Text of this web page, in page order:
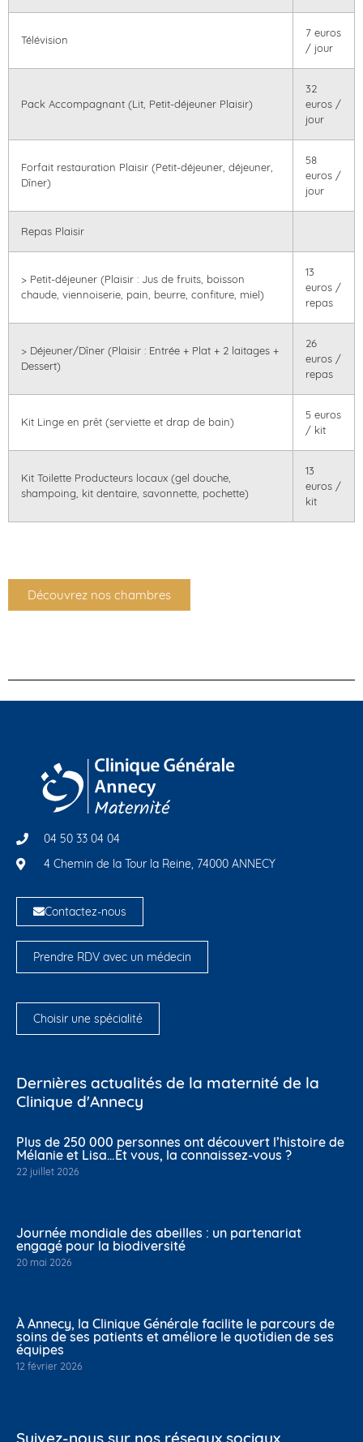
Télévision
7 euros
/ jour
Pack Accompagnant (Lit, Petit-déjeuner Plaisir)
32
euros /
jour
Forfait restauration Plaisir (Petit-déjeuner, déjeuner,
Dîner)
58
euros /
jour
Repas Plaisir
> Petit-déjeuner (Plaisir : Jus de fruits, boisson
chaude, viennoiserie, pain, beurre, confiture, miel)
13
euros /
repas
> Déjeuner/Dîner (Plaisir : Entrée + Plat + 2 laitages +
Dessert)
26
euros /
repas
Kit Linge en prêt (serviette et drap de bain)
5 euros
/ kit
Kit Toilette Producteurs locaux (gel douche,
shampoing, kit dentaire, savonnette, pochette)
13
euros /
kit
Découvrez nos chambres
04 50 33 04 04
4 Chemin de la Tour la Reine, 74000 ANNECY
Contactez-nous
Prendre RDV avec un médecin
Choisir une spécialité
Dernières actualités de la maternité de la
Clinique d'Annecy
Plus de 250 000 personnes ont découvert l’histoire de
Mélanie et Lisa…Et vous, la connaissez-vous ?
22 juillet 2026
Journée mondiale des abeilles : un partenariat
engagé pour la biodiversité
20 mai 2026
À Annecy, la Clinique Générale facilite le parcours de
soins de ses patients et améliore le quotidien de ses
équipes
12 février 2026
Suivez-nous sur nos réseaux sociaux